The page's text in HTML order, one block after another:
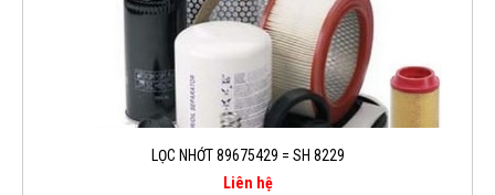
LỌC NHỚT 89675429 = SH 8229
Liên hệ